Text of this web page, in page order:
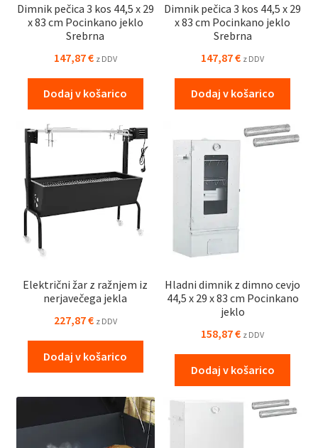
Dimnik pečica 3 kos 44,5 x 29
x 83 cm Pocinkano jeklo
Srebrna
147,87€ z DDV
Dodaj v košarico
Dimnik pečica 3 kos 44,5 x 29
x 83 cm Pocinkano jeklo
Srebrna
147,87€ z DDV
Dodaj v košarico
Električni žar z ražnjem iz
nerjavečega jekla
227,87€ z DDV
Dodaj v košarico
Hladni dimnik z dimno cevjo
44,5 x 29 x 83 cm Pocinkano
jeklo
158,87€ z DDV
Dodaj v košarico